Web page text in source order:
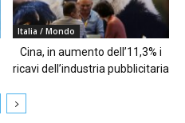
Italia / Mondo
Cina, in aumento dell’11,3% i
ricavi dell’industria pubblicitaria